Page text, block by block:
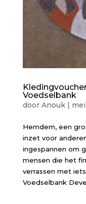
Voedselbank
door Anouk|
Hemdem, een
inzet voor
ingespannen om
mensen die het
verrassen met
Voedselbank